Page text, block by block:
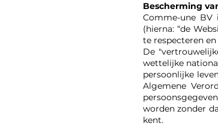
Bescherming
Comme-une BV
(hierna: “de
te respecteren
De
wettelijke
persoonlijke
Algemene
worden zonder
kent.